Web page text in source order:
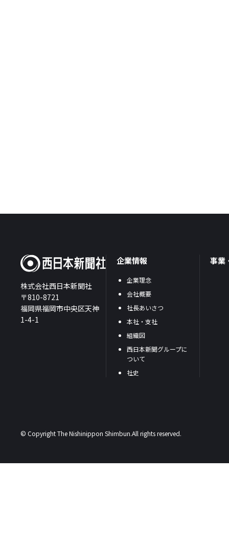
株式会社西日本新聞社
〒810-8721
福岡県福岡市中央区天神
1-4-1
企業情報
企業理念
会社概要
社長あいさつ
本社・支社
組織図
西日本新聞グループに
ついて
社史
事業
© Copyright The Nishinippon Shimbun.All rights reserved.